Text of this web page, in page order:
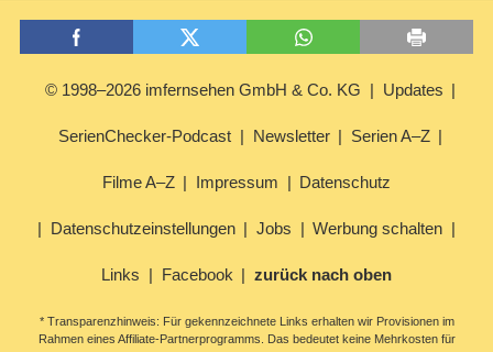
© 1998–2026 imfernsehen GmbH & Co. KG Updates
SerienChecker-Podcast Newsletter Serien A–Z
Filme A–Z Impressum Datenschutz
Datenschutzeinstellungen Jobs Werbung schalten
Links Facebook zurück nach oben
* Transparenzhinweis: Für gekennzeichnete Links erhalten wir Provisionen im
Rahmen eines Affiliate-Partnerprogramms. Das bedeutet keine Mehrkosten für